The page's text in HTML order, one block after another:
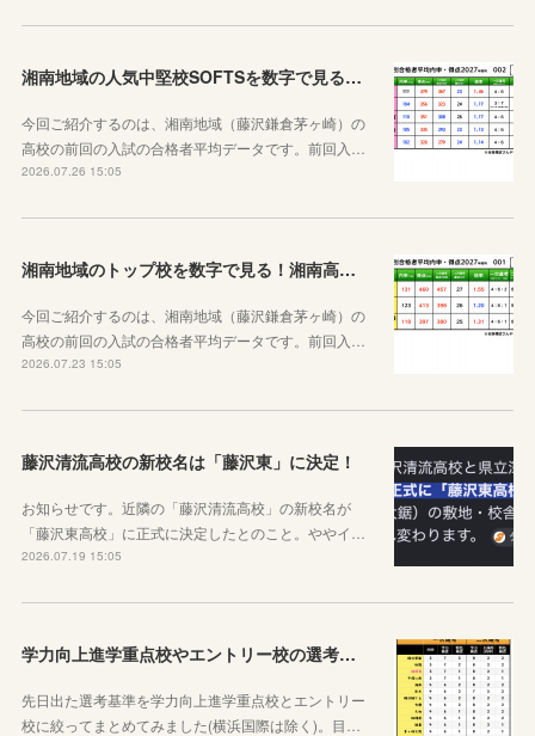
湘南地域の人気中堅校SOFTSを数字で見る！七里ガ浜、大船、藤沢西、湘南台、鶴嶺高校編
今回ご紹介するのは、湘南地域（藤沢鎌倉茅ヶ崎）の
高校の前回の入試の合格者平均データです。前回入…
2026.07.26 15:05
湘南地域のトップ校を数字で見る！湘南高校&鎌倉高校&茅ケ崎北陵高校
今回ご紹介するのは、湘南地域（藤沢鎌倉茅ヶ崎）の
高校の前回の入試の合格者平均データです。前回入…
2026.07.23 15:05
藤沢清流高校の新校名は「藤沢東」に決定！
お知らせです。近隣の「藤沢清流高校」の新校名が
「藤沢東高校」に正式に決定したとのこと。ややイ…
2026.07.19 15:05
学力向上進学重点校やエントリー校の選考基準比べ
先日出た選考基準を学力向上進学重点校とエントリー
校に絞ってまとめてみました(横浜国際は除く)。目…